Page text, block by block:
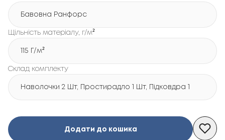
Бавовна Ранфорс
Щільність матеріалу, г/м²
115 Г/м²
Склад комплекту
Наволочки 2 Шт, Простирадло 1 Шт, Підковдра 1 Шт
Додати до кошика